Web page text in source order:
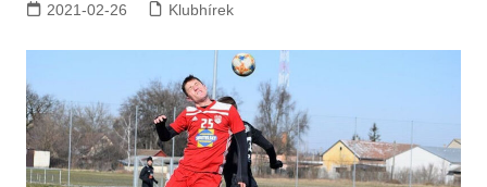
2021-02-26 Klubhírek